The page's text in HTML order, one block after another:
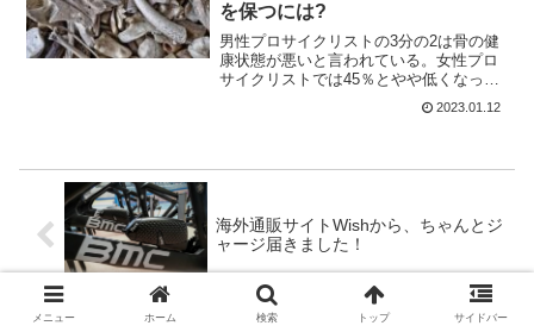
を保つには?
男性プロサイクリストの3分の2は骨の健
康状態が悪いと言われている。女性プロ
サイクリストでは45％とやや低くなって
いる。これは、Hogeschool van Arnhem
en Nijmegen (HAN)の新しい研究結果によ
2023.01.12
海外通販サイトWishから、ちゃんとジ
ャージ届きました！
メニュー ホーム 検索 トップ サイドバー